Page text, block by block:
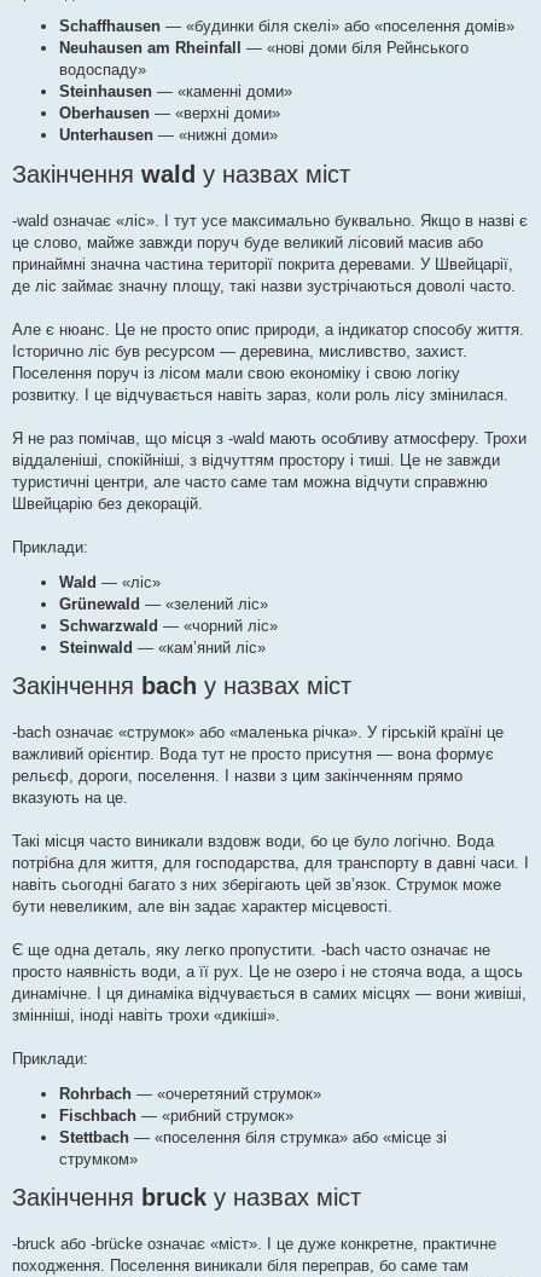
Schaffhausen — «будинки біля скелі» або «поселення домів»
Neuhausen am Rheinfall
— «нові доми біля Рейнського
водоспаду»
Steinhausen — «каменні доми»
Oberhausen — «верхні доми»
Unterhausen — «нижні доми»
Закінчення wald у назвах міст
-wald означає «ліс». І тут усе максимально буквально. Якщо в назві є
це слово, майже завжди поруч буде великий лісовий масив або
принаймні значна частина території покрита деревами. У Швейцарії,
де ліс займає значну площу, такі назви зустрічаються доволі часто.
Але є нюанс. Це не просто опис природи, а індикатор способу життя.
Історично ліс був ресурсом — деревина, мисливство, захист.
Поселення поруч із лісом мали свою економіку і свою логіку
розвитку. І це відчувається навіть зараз, коли роль лісу змінилася.
Я не раз помічав, що місця з -wald мають особливу атмосферу. Трохи
віддаленіші, спокійніші, з відчуттям простору і тиші. Це не завжди
туристичні центри, але часто саме там можна відчути справжню
Швейцарію без декорацій.
Приклади:
Wald — «ліс»
Grünewald — «зелений ліс»
Schwarzwald — «чорний ліс»
Steinwald — «кам’яний ліс»
Закінчення bach у назвах міст
-bach означає «струмок» або «маленька річка». У гірській країні це
важливий орієнтир. Вода тут не просто присутня — вона формує
рельєф, дороги, поселення. І назви з цим закінченням прямо
вказують на це.
Такі місця часто виникали вздовж води, бо це було логічно. Вода
потрібна для життя, для господарства, для транспорту в давні часи. І
навіть сьогодні багато з них зберігають цей зв’язок. Струмок може
бути невеликим, але він задає характер місцевості.
Є ще одна деталь, яку легко пропустити. -bach часто означає не
просто наявність води, а її рух. Це не озеро і не стояча вода, а щось
динамічне. І ця динаміка відчувається в самих місцях — вони живіші,
змінніші, іноді навіть трохи «дикіші».
Приклади:
Rohrbach — «очеретяний струмок»
Fischbach — «рибний струмок»
Stettbach — «поселення біля струмка» або «місце зі
струмком»
Закінчення bruck у назвах міст
-bruck або -brücke означає «міст». І це дуже конкретне, практичне
походження. Поселення виникали біля переправ, бо саме там